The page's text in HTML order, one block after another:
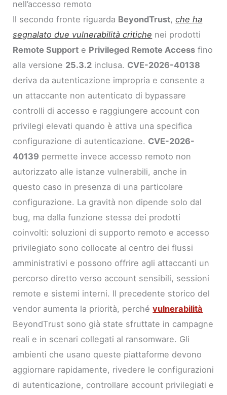
nell’accesso remoto
Il secondo fronte riguarda BeyondTrust,che ha
segnalato due vulnerabilità critiche nei prodotti
Remote Support e Privileged Remote Access fino
alla versione 25.3.2 inclusa. CVE-2026-40138
deriva da autenticazione impropria e consente a
un attaccante non autenticato di bypassare
controlli di accesso e raggiungere account con
privilegi elevati quando è attiva una specifica
configurazione di autenticazione. CVE-2026-
40139 permette invece accesso remoto non
autorizzato alle istanze vulnerabili, anche in
questo caso in presenza di una particolare
configurazione. La gravità non dipende solo dal
bug, ma dalla funzione stessa dei prodotti
coinvolti: soluzioni di supporto remoto e accesso
privilegiato sono collocate al centro dei flussi
amministrativi e possono offrire agli attaccanti un
percorso diretto verso account sensibili, sessioni
remote e sistemi interni. Il precedente storico del
vendor aumenta la priorità, perchévulnerabilità
BeyondTrust sono già state sfruttate in campagne
reali e in scenari collegati al ransomware. Gli
ambienti che usano queste piattaforme devono
aggiornare rapidamente, rivedere le configurazioni
di autenticazione, controllare account privilegiati e